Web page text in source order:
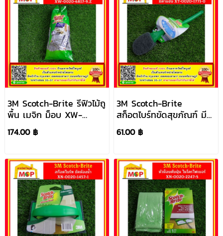
3M Scotch-Brite รีฟิวไม้ถู
พื้น เมจิก ม็อบ XW-
0020-6817-9.Z
174.00 ฿
3M Scotch-Brite
สก็อตไบร์ทขัดสุขภัณฑ์ มี
ด้ามจับ XT-0020-1771-0
61.00 ฿